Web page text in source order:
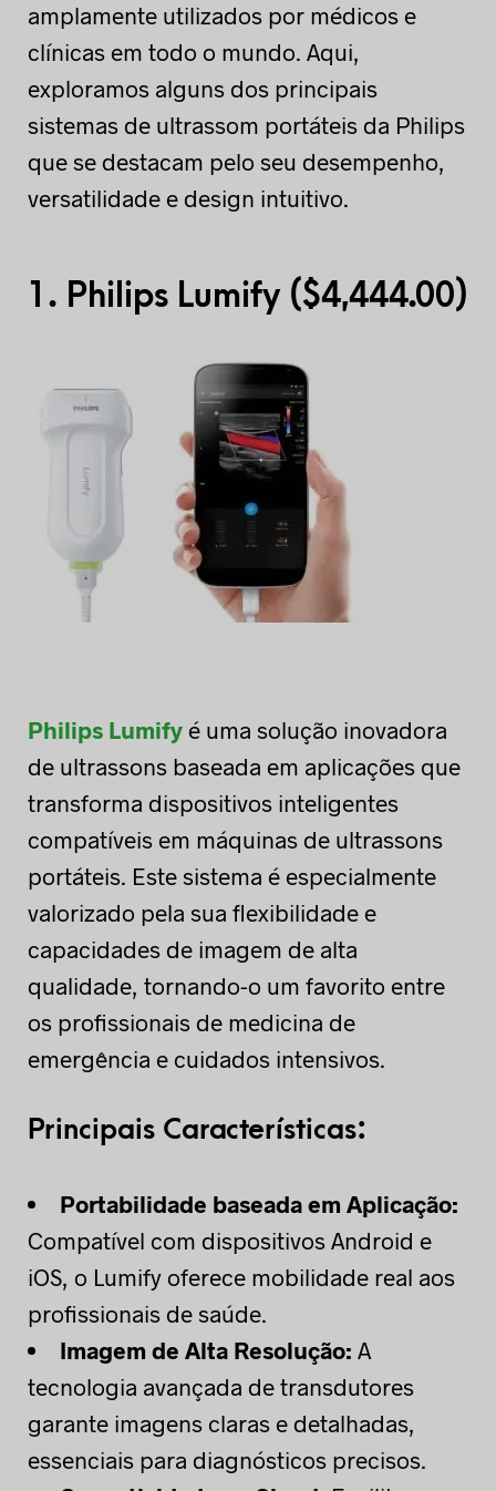
amplamente utilizados por médicos e
clínicas em todo o mundo. Aqui,
exploramos alguns dos principais
sistemas de ultrassom portáteis da Philips
que se destacam pelo seu desempenho,
versatilidade e design intuitivo.
1. Philips Lumify ($4,444.00)
Philips Lumify é uma solução inovadora
de ultrassons baseada em aplicações que
transforma dispositivos inteligentes
compatíveis em máquinas de ultrassons
portáteis. Este sistema é especialmente
valorizado pela sua flexibilidade e
capacidades de imagem de alta
qualidade, tornando-o um favorito entre
os profissionais de medicina de
emergência e cuidados intensivos.
Principais Características:
Portabilidade baseada em Aplicação:
Compatível com dispositivos Android e
iOS, o Lumify oferece mobilidade real aos
profissionais de saúde.
Imagem de Alta Resolução: A
tecnologia avançada de transdutores
garante imagens claras e detalhadas,
essenciais para diagnósticos precisos.